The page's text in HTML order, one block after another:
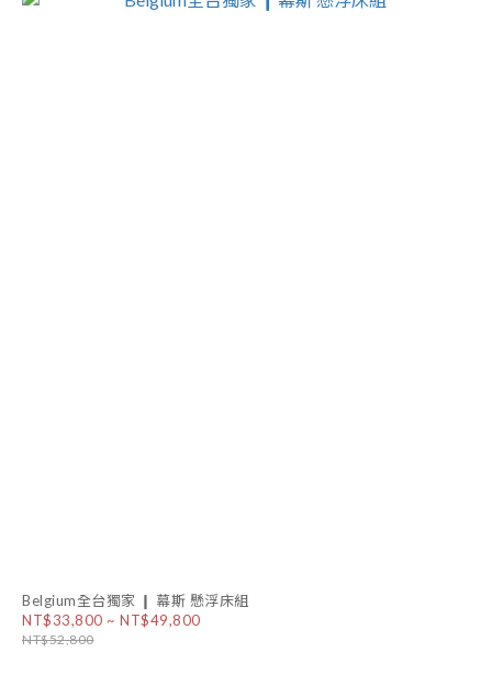
Belgium全台獨家 ❙ 幕斯 懸浮床組
NT$33,800 ~ NT$49,800
NT$52,800